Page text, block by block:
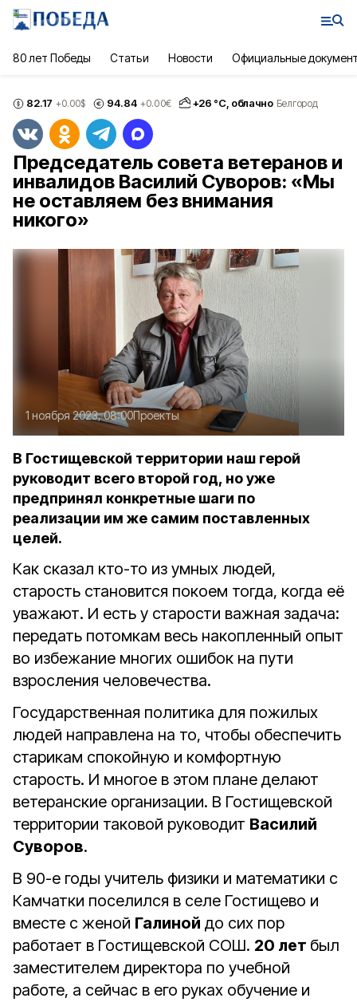
80 лет Победы Статьи Новости Официальные
82.17 +0.00$ 94.84 +0.00€ +26 °С, облачно Белгород
Председатель совета ветеранов и
инвалидов Василий Суворов: «Мы
не оставляем без внимания
никого»
1 ноября 2023, 08:00Проекты
В Гостищевской территории наш герой
руководит всего второй год, но уже
предпринял конкретные шаги по
реализации им же самим поставленных
целей.
Как сказал кто-то из умных людей,
старость становится покоем тогда, когда её
уважают. И есть у старости важная задача:
передать потомкам весь накопленный опыт
во избежание многих ошибок на пути
взросления человечества.
Государственная политика для пожилых
людей направлена на то, чтобы обеспечить
старикам спокойную и комфортную
старость. И многое в этом плане делают
ветеранские организации. В Гостищевской
территории таковой руководит Василий
Суворов.
В 90-е годы учитель физики и математики с
Камчатки поселился в селе Гостищево и
вместе с женой Галиной до сих пор
работает в Гостищевской СОШ. 20 лет был
заместителем директора по учебной
работе, а сейчас в его руках обучение и